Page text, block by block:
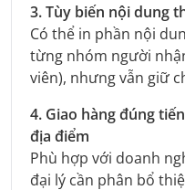
3. Tùy biến nội dung
Có thể in phần nội
từng nhóm người
viên), nhưng vẫn giữ
4. Giao hàng đúng
địa điểm
Phù hợp với doanh
đại lý cần phân bổ